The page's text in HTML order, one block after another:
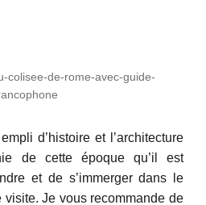
colisee-de-rome-avec-guide-
d’histoire et l’architecture
de cette époque qu’il est
et de s’immerger dans le
Je vous recommande de